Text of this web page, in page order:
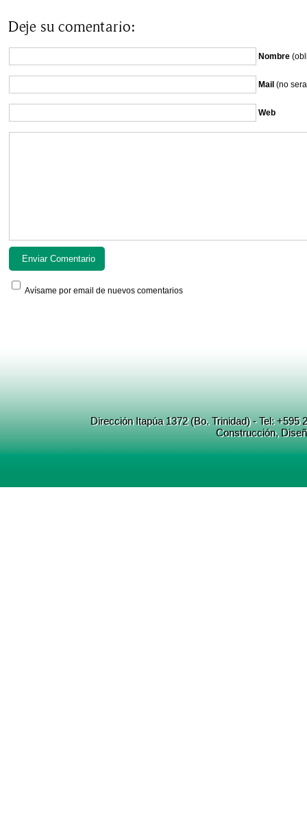
Deje su comentario:
Nombre
Mail (no
Web
Avísame por email de nuevos comentarios
Dirección Itapúa 1372 (Bo. Trinidad) - Tel:
Construcción,